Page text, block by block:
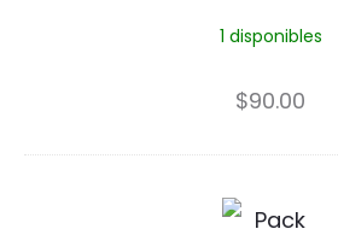
S
4
1 disponibles
$90.00
S